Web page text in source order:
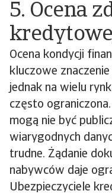
5. Ocena
Ocena kondycji
kluczowe
jednak na wielu
często
mogą nie być
wiarygodnych
trudne. Żądanie
nabywców daje
Ubezpieczyciele